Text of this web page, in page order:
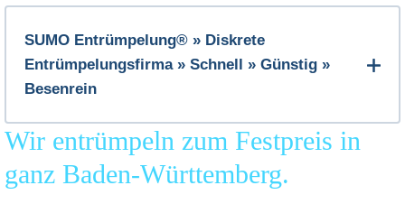
SUMO Entrümpelung® » Diskrete
Entrümpelungsfirma » Schnell » Günstig »
Besenrein
Wir entrümpeln zum Festpreis in
ganz Baden-Württemberg.